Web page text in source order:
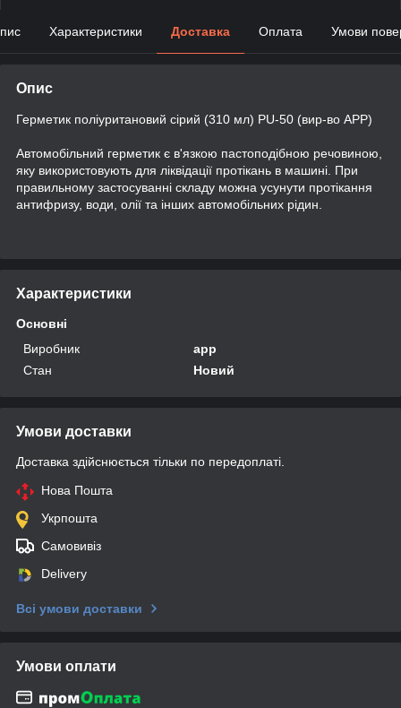
Характеристики Доставка Оплата Умови
Опис
Герметик поліуритановий сірий (310 мл) PU-50 (вир-во APP)
Автомобільний герметик є в'язкою пастоподібною речовиною,
яку використовують для ліквідації протікань в машині. При
правильному застосуванні складу можна усунути протікання
антифризу, води, олії та інших автомобільних рідин.
Характеристики
Основні
Виробник
app
Стан
Новий
Умови доставки
Доставка здійснюється тільки по передоплаті.
Нова Пошта
Укрпошта
Самовивіз
Delivery
Всі умови доставки
Умови оплати